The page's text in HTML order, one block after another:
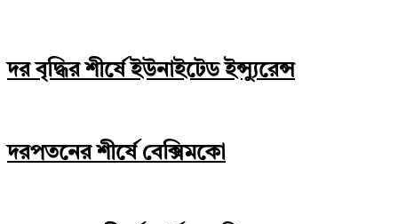
দর বৃদ্ধির শীর্ষে ইউনাইটেড ইন্স্যুরেন্স
দরপতনের শীর্ষে বেক্সিমকো